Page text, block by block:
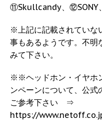
⑪Skullcandy、⑫SONY
※上記に記載されていな
事もあるようです。不明
みて下さい。
※※ヘッドホン・イヤホ
ンペーンについて、公式
ご参考下さい ⇒
https://